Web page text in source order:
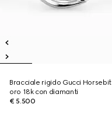
Bracciale rigido Gucci Horsebit
oro 18k con diamanti
€ 5.500